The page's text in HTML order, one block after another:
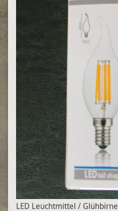
LED Leuchtmittel / Glühbirne